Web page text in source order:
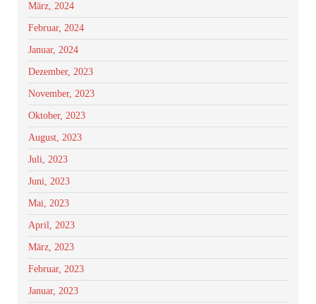
März, 2024
Februar, 2024
Januar, 2024
Dezember, 2023
November, 2023
Oktober, 2023
August, 2023
Juli, 2023
Juni, 2023
Mai, 2023
April, 2023
März, 2023
Februar, 2023
Januar, 2023